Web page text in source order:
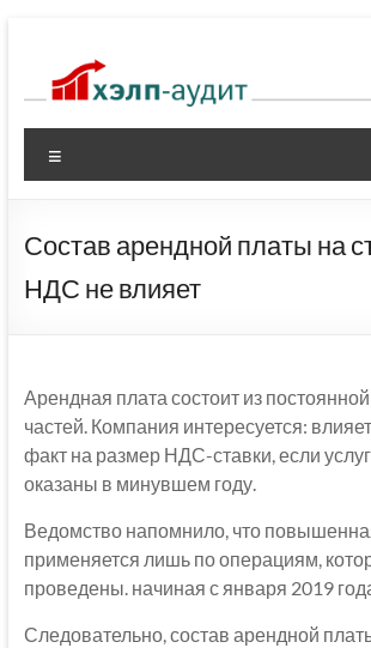
содержимому
Состав арендной платы на
НДС не влияет
Арендная плата состоит из
частей. Компания интересуется:
факт на размер НДС-ставки, если
оказаны в минувшем году.
Ведомство напомнило, что
применяется лишь по операциям,
проведены. начиная с января 2019
Следовательно, состав арендной